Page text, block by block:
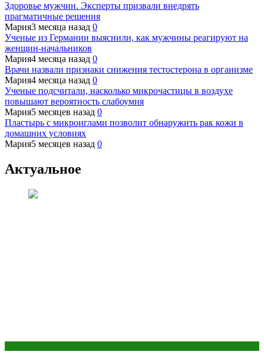
Здоровье мужчин. Эксперты призвали внедрять
прагматичные решения
Мария3 месяца назад 0
Ученые из Германии выяснили, как мужчины реагируют на
женщин-начальников
Мария4 месяца назад 0
Врачи назвали признаки снижения тестостерона в организме
Мария4 месяца назад 0
Ученые подсчитали, насколько микрочастицы в воздухе
повышают вероятность слабоумия
Мария5 месяцев назад 0
Пластырь с микроиглами позволит обнаружить рак кожи в
домашних условиях
Мария5 месяцев назад 0
Актуальное